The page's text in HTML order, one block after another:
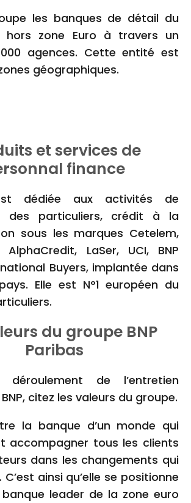
les banques de détail du
hors zone Euro à travers un
agences. Cette entité est
géographiques.
et services de
finance
dédiée aux activités de
des particuliers, crédit à la
sous les marques Cetelem,
AlphaCredit, LaSer, UCI, BNP
Buyers, implantée dans
Elle est N°1 européen du
du groupe BNP
Paribas
déroulement de l’entretien
citez les valeurs du groupe.
la banque d’un monde qui
accompagner tous les clients
dans les changements qui
ainsi qu’elle se positionne
leader de la zone euro